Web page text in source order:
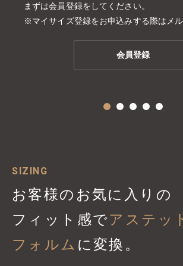
まずは会員登録をしてください。
※マイサイズ登録をお申込みする際はメ
会員登録
SIZING
お客様のお気に入りの
フィット感でアステッ
フォルム に変換。